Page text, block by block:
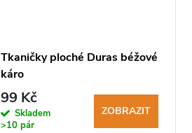
Tkaničky ploché Duras béžové
káro
99 Kč
Skladem
>10 pár
ZOBRAZIT